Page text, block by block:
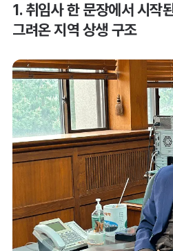
1. 취임사 한 문장에서 시작
그려온 지역 상생 구조